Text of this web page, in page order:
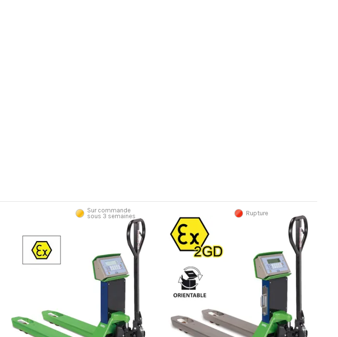
Sur commande
sous 3 semaines
Rupture